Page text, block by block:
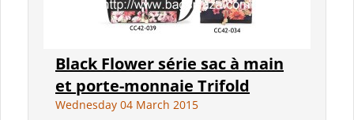
Black Flower série sac à main
et porte-monnaie Trifold
Wednesday 04 March 2015